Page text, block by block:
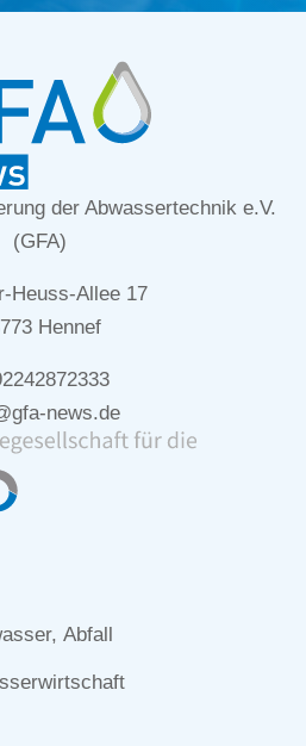
der Abwassertechnik e.V.
(GFA)
Heuss-Allee 17
Hennef
news.de
Abfall